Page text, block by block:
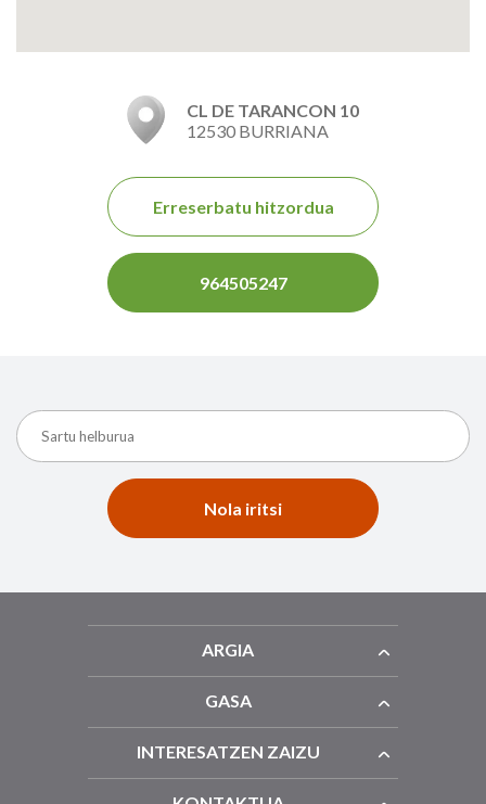
CL DE TARANCON 10
12530 BURRIANA
Erreserbatu hitzordua
964505247
Nola iritsi
ARGIA
GASA
INTERESATZEN ZAIZU